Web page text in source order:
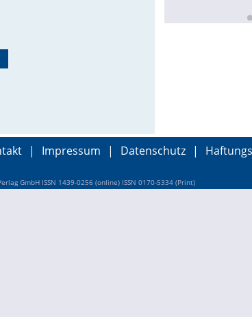
| Impressum | Datenschutz |
GmbH ISSN 1439-0256 (online) ISSN 0170-5334 (Print)